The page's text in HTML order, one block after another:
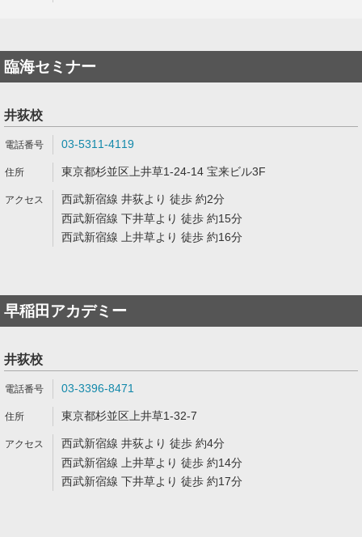
臨海セミナー
井荻校
03-5311-4119
東京都杉並区上井草1-24-14 宝来ビル3F
西武新宿線 井荻より 徒歩 約2分
西武新宿線 下井草より 徒歩 約15分
西武新宿線 上井草より 徒歩 約16分
早稲田アカデミー
井荻校
03-3396-8471
東京都杉並区上井草1-32-7
西武新宿線 井荻より 徒歩 約4分
西武新宿線 上井草より 徒歩 約14分
西武新宿線 下井草より 徒歩 約17分